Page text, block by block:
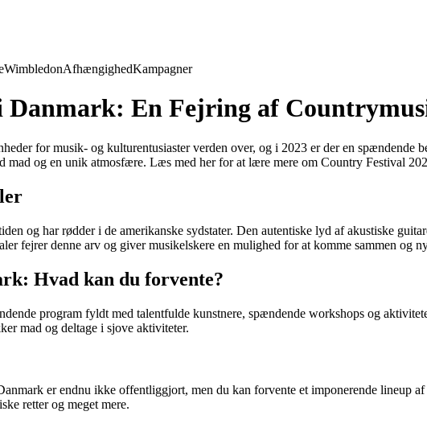
WimbledonAfhængighedKampagner
Danmark: En Fejring af
for musik- og kulturentusiaster verden over, og i 2023 er der en
mad og en unik atmosfære. Læs med her for at lære mere om Country Festival
og har rødder i de amerikanske sydstater. Den autentiske lyd af akustiske
fejrer denne arv og giver musikelskere en mulighed for at komme sammen og
Hvad kan du forvente?
program fyldt med talentfulde kunstnere, spændende workshops og
mad og deltage i sjove aktiviteter.
er endnu ikke offentliggjort, men du kan forvente et imponerende lineup
retter og meget mere.